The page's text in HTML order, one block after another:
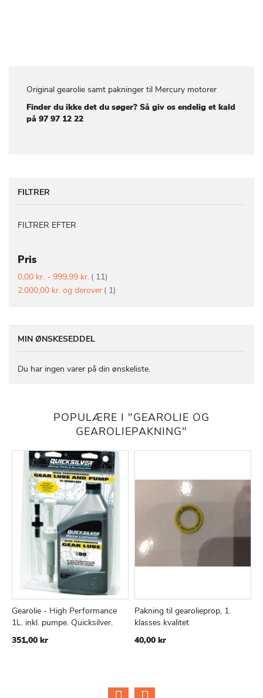
Original gearolie samt pakninger til Mercury motorer
Finder du ikke det du søger? Så giv os endelig et kald
på 97 97 12 22
FILTRER
FILTRER EFTER
Pris
0,00 kr. - 999,99 kr. 11vare
2.000,00 kr. og derover 1vare
MIN ØNSKESEDDEL
Du har ingen varer på din ønskeliste.
POPULÆRE I "GEAROLIE OG
GEAROLIEPAKNING"
Læg i kurv
TILFØJSAMMENLIGN
Gearolie - High Performance
1L. inkl. pumpe. Quicksilver.
351,00 kr
Læg i kurv
TILFØJ
Pakning til gearolieprop, 1.
klasses kvalitet
40,00 kr